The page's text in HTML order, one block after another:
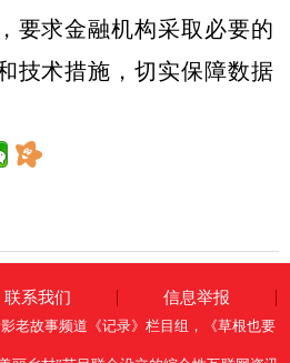
要求金融机构采取必要的
技术措施，切实保障数据
联系我们 信息举报
老故事频道《记录》栏目组，《草根也要